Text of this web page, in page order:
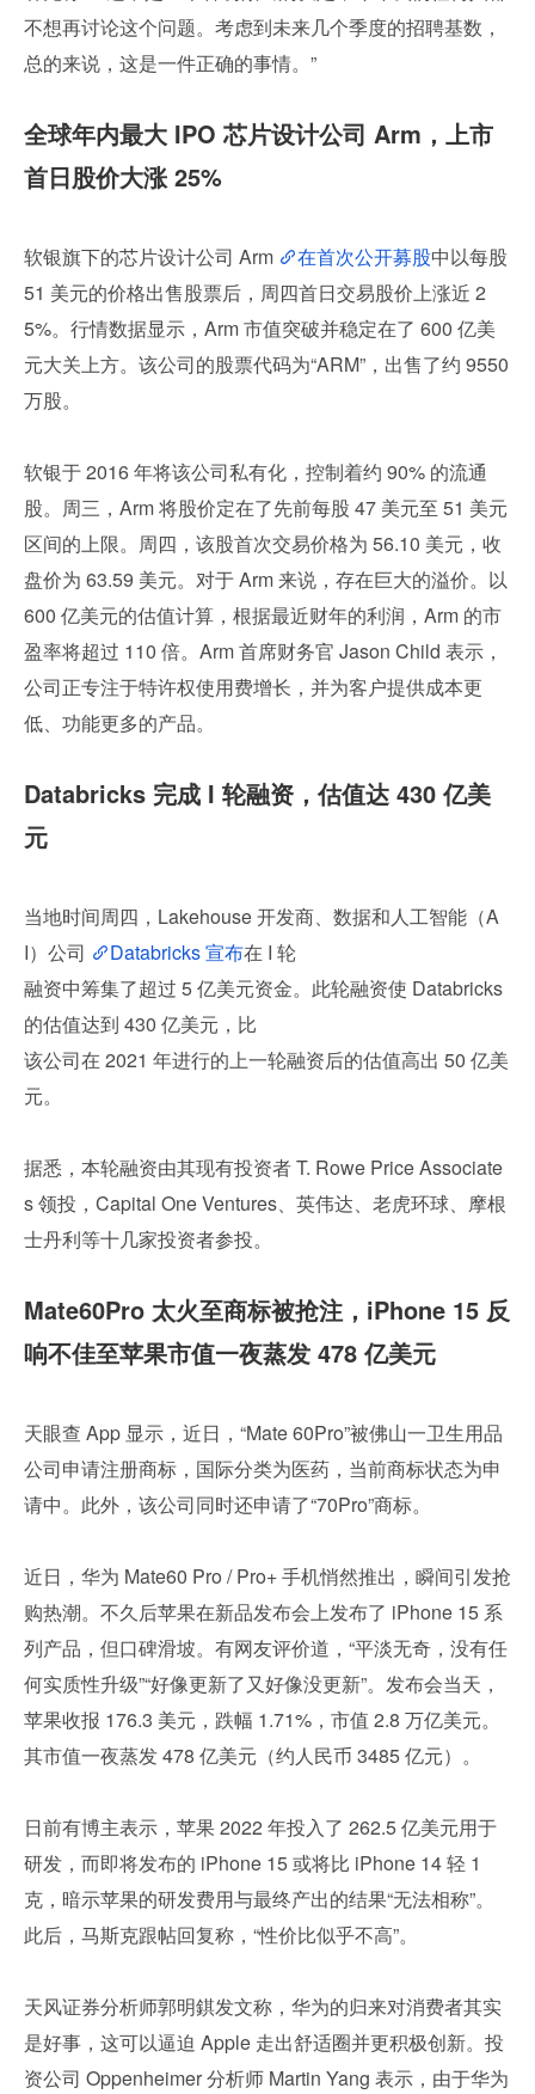
不想再讨论这个问题。考虑到未来几个季度的招聘基数，
总的来说，这是一件正确的事情。”
全球年内最大 IPO 芯片设计公司 Arm，上市
首日股价大涨 25%
软银旗下的芯片设计公司 Arm 在首次公开募股中以每股
51 美元的价格出售股票后，周四首日交易股价上涨近 2
5%。行情数据显示，Arm 市值突破并稳定在了 600 亿美
元大关上方。该公司的股票代码为“ARM”，出售了约 9550
万股。
软银于 2016 年将该公司私有化，控制着约 90% 的流通
股。周三，Arm 将股价定在了先前每股 47 美元至 51 美元
区间的上限。周四，该股首次交易价格为 56.10 美元，收
盘价为 63.59 美元。对于 Arm 来说，存在巨大的溢价。以
600 亿美元的估值计算，根据最近财年的利润，Arm 的市
盈率将超过 110 倍。Arm 首席财务官 Jason Child 表示，
公司正专注于特许权使用费增长，并为客户提供成本更
低、功能更多的产品。
Databricks 完成 I 轮融资，估值达 430 亿美
元
当地时间周四，Lakehouse 开发商、数据和人工智能（A
I）公司
Databricks 宣布在 I 轮
融资中筹集了超过 5 亿美元资金。此轮融资使 Databricks
的估值达到 430 亿美元，比
该公司在 2021 年进行的上一轮融资后的估值高出 50 亿美
元。
据悉，本轮融资由其现有投资者 T. Rowe Price Associate
s 领投，Capital One Ventures、英伟达、老虎环球、摩根
士丹利等十几家投资者参投。
Mate60Pro 太火至商标被抢注，iPhone 15 反
响不佳至苹果市值一夜蒸发 478 亿美元
天眼查 App 显示，近日，“Mate 60Pro”被佛山一卫生用品
公司申请注册商标，国际分类为医药，当前商标状态为申
请中。此外，该公司同时还申请了“70Pro”商标。
近日，华为 Mate60 Pro / Pro+ 手机悄然推出，瞬间引发抢
购热潮。不久后苹果在新品发布会上发布了 iPhone 15 系
列产品，但口碑滑坡。有网友评价道，“平淡无奇，没有任
何实质性升级”“好像更新了又好像没更新”。发布会当天，
苹果收报 176.3 美元，跌幅 1.71%，市值 2.8 万亿美元。
其市值一夜蒸发 478 亿美元（约人民币 3485 亿元）。
日前有博主表示，苹果 2022 年投入了 262.5 亿美元用于
研发，而即将发布的 iPhone 15 或将比 iPhone 14 轻 1
克，暗示苹果的研发费用与最终产出的结果“无法相称”。
此后，马斯克跟帖回复称，“性价比似乎不高”。
天风证券分析师郭明錤发文称，华为的归来对消费者其实
是好事，这可以逼迫 Apple 走出舒适圈并更积极创新。投
资公司 Oppenheimer 分析师 Martin Yang 表示，由于华为